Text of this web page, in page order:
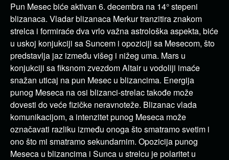
Pun Mesec biće aktivan 6. decembra na 14° stepeni
blizanaca. Vladar blizanaca Merkur tranzitira znakom
strelca i formiraće dva vrlo važna astrološka aspekta, biće
u uskoj konjukciji sa Suncem i opoziciji sa Mesecom, što
predstavlja jaz između višeg i nižeg uma. Mars u
konjukciji sa fiksnom zvezdom Altair u vodoliji imaće
snažan uticaj na pun Mesec u blizancima. Energija
punog Meseca na osi blizanci-strelac takođe može
dovesti do veće fizičke neravnoteže. Blizanac vlada
komunikacijom, a intenzitet punog Meseca može
označavati razliku između onoga što smatramo svetim i
ono što mi smatramo sekundarnim. Opozicija punog
Meseca u blizancima i Sunca u strelcu je polaritet u